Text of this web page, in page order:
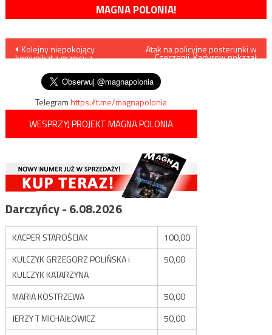
MAGNA POLONIA!
Nawigacja
wpisu
Kolejny niepokojący
komunikat z granicy z
Atak na policyjne posterunki w
Czeczenii. Kadyrow pokazał
Telegramhttps://t.me/magnapolonia
WESPRZYJ PROJEKT MAGNA POLONIA
Darczyńcy - 6.08.2026
KACPER STAROŚCIAK
100,00
KULCZYK GRZEGORZ POLIŃSKA i
KULCZYK KATARZYNA
50,00
MARIA KOSTRZEWA
50,00
JERZY T MICHAJŁOWICZ
50,00